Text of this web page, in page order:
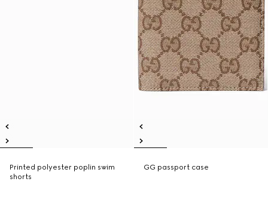
Printed polyester poplin swim
shorts
GG passport case